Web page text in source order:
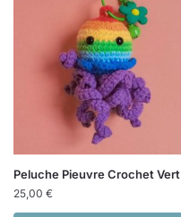
Peluche Pieuvre Crochet Vert
25,00 €